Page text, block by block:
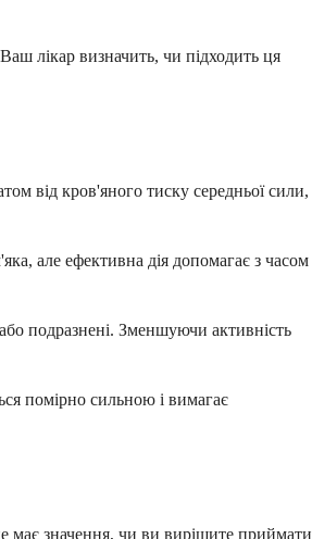
лікар визначить, чи підходить ця
від кров'яного тиску середньої сили,
але ефективна дія допомагає з часом
подразнені. Зменшуючи активність
помірно сильною і вимагає
має значення, чи ви вирішите приймати